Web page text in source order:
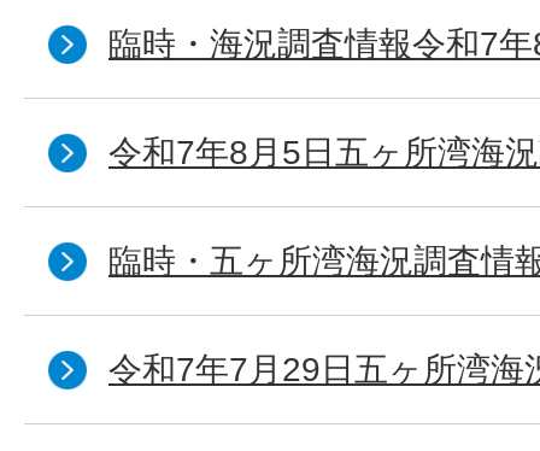
臨時・海況調査情報令和7
令和7年8月5日五ヶ所湾海
臨時・五ヶ所湾海況調査情
令和7年7月29日五ヶ所湾海